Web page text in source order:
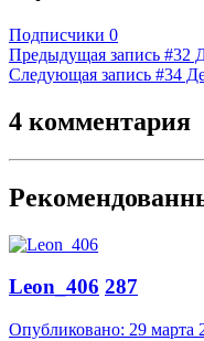
Подписчики 0
Предыдущая запись #32
Следующая запись #34
4 комментария
Leon_406 287
Опубликовано: 29 марта